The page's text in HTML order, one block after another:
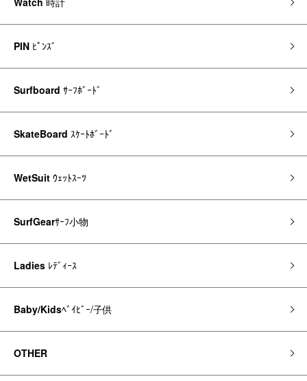
PIN ﾋﾟﾝｽﾞ
Surfboard ｻｰﾌﾎﾞｰﾄﾞ
SkateBoard ｽｹｰﾄﾎﾞｰﾄﾞ
WetSuit ｳｪｯﾄｽｰﾂ
SurfGearｻｰﾌ小物
Ladies ﾚﾃﾞｨｰｽ
Baby/Kidsﾍﾞｲﾋﾞｰ/子供
OTHER